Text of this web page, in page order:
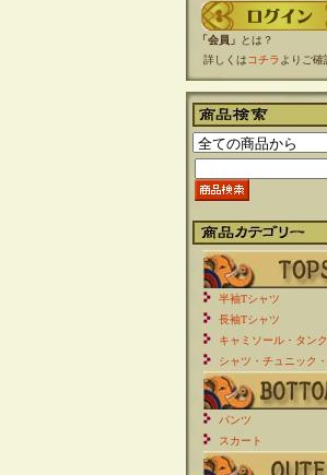
「会員」
とは？
詳しくはコチラ よりご確
半袖Tシャツ
長袖Tシャツ
キャミソール・タン
シャツ・チュニック
パンツ
スカート